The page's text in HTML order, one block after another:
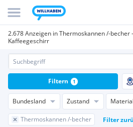
2.678 Anzeigen in Thermoskannen /-becher
Kaffeegeschirr
Bundesland Zustand Material
Thermoskannen /-becher Filter
Filtern 1